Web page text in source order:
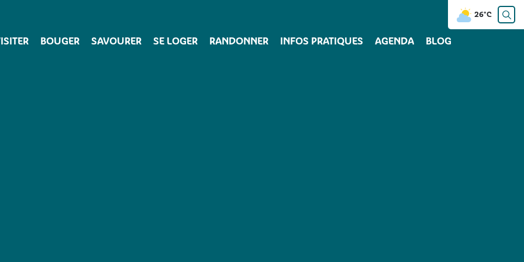
BOUGER SAVOURER SE LOGER RANDONNER INFOS PRATIQUES AGENDA BLOG
26°C